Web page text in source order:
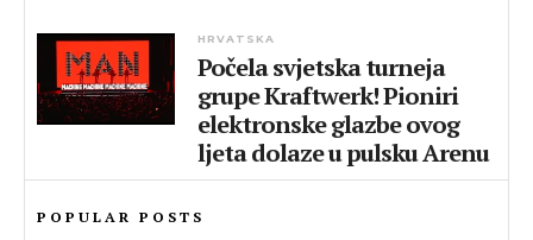
HRVATSKA
Počela svjetska turneja
grupe Kraftwerk! Pioniri
elektronske glazbe ovog
ljeta dolaze u pulsku Arenu
POPULAR POSTS